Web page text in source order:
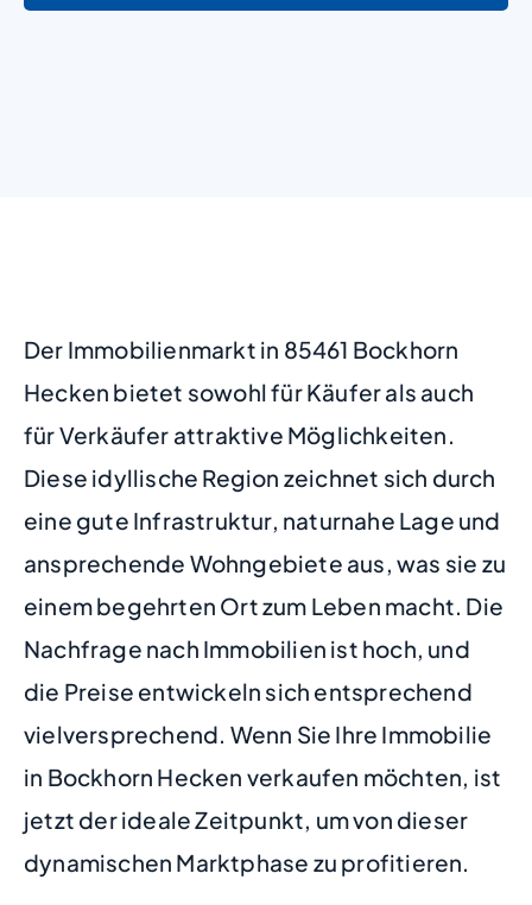
Der Immobilienmarkt in 85461 Bockhorn
Hecken bietet sowohl für Käufer als auch
für Verkäufer attraktive Möglichkeiten.
Diese idyllische Region zeichnet sich durch
eine gute Infrastruktur, naturnahe Lage und
ansprechende Wohngebiete aus, was sie zu
einem begehrten Ort zum Leben macht. Die
Nachfrage nach Immobilien ist hoch, und
die Preise entwickeln sich entsprechend
vielversprechend. Wenn Sie Ihre Immobilie
in Bockhorn Hecken verkaufen möchten, ist
jetzt der ideale Zeitpunkt, um von dieser
dynamischen Marktphase zu profitieren.